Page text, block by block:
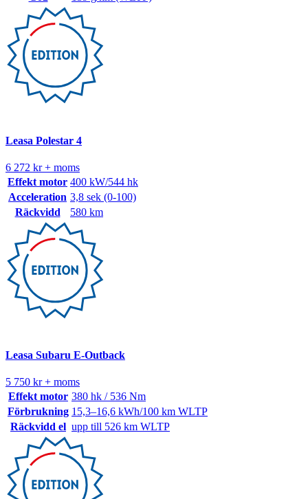
Leasa Polestar 4
6 272 kr + moms
Effekt motor 400 kW/544 hk
Acceleration 3,8 sek (0-100)
Räckvidd
580 km
Leasa Subaru E-Outback
5 750 kr + moms
Effekt motor 380 hk / 536 Nm
Förbrukning 15,3–16,6 kWh/100 km WLTP
Räckvidd el upp till 526 km WLTP